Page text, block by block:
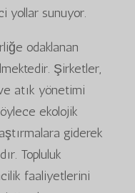
yollar sunuyor.
odaklanan
Şirketler,
atık yönetimi
ekolojik
giderek
Topluluk
faaliyetlerini